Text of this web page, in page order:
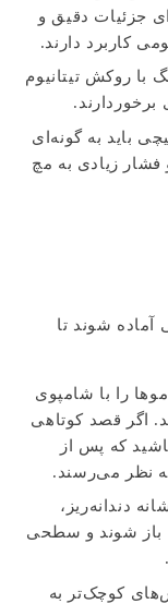
جزئیات دقیق و
کاربرد دارند.
با روکش تیتانیوم
برخوردارند.
باید به گونه‌ای
زیادی به مچ
آماده شوند تا
را با شامپوی
اگر قصد کوتاهی
که پس از
نظر می‌رسند.
دندانه‌ریز،
باز شوند و سطحی
کوچک‌تر به